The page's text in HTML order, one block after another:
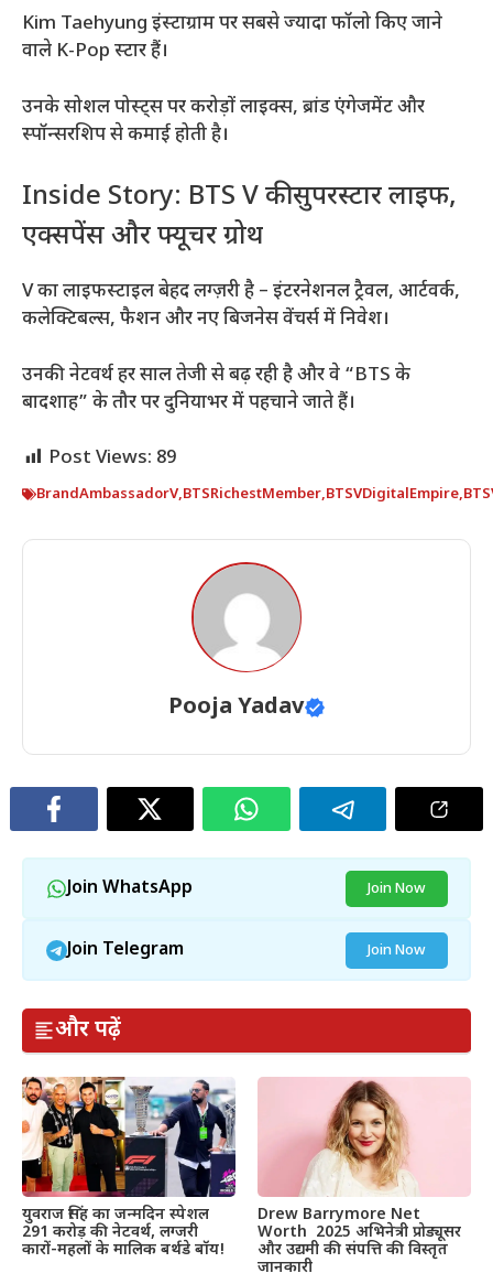
Kim Taehyung इंस्टाग्राम पर सबसे ज्यादा फॉलो किए जाने
वाले K-Pop स्टार हैं।
उनके सोशल पोस्ट्स पर करोड़ों लाइक्स, ब्रांड एंगेजमेंट और
स्पॉन्सरशिप से कमाई होती है।
Inside Story: BTS V की सुपरस्टार लाइफ,
एक्सपेंस और फ्यूचर ग्रोथ
V का लाइफस्टाइल बेहद लग्ज़री है – इंटरनेशनल ट्रैवल, आर्टवर्क,
कलेक्टिबल्स, फैशन और नए बिजनेस वेंचर्स में निवेश।
उनकी नेटवर्थ हर साल तेजी से बढ़ रही है और वे “BTS के
बादशाह” के तौर पर दुनियाभर में पहचाने जाते हैं।
Post Views: 89
BrandAmbassadorV,BTSRichestMember,BTSVDigitalEmpire,
Pooja Yadav
Join WhatsApp Join Now
Join Telegram Join Now
और पढ़ें
युवराज सिंह का जन्मदिन स्पेशल
291 करोड़ की नेटवर्थ, लग्जरी
कारों-महलों के मालिक बर्थडे बॉय!
Drew Barrymore Net
Worth 2025 अभिनेत्री प्रोड्यूसर
और उद्यमी की संपत्ति की विस्तृत
जानकारी